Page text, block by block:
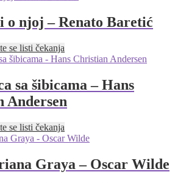
o njoj – Renato Baretić
se listi čekanja
sa šibicama – Hans
Andersen
se listi čekanja
Graya – Oscar Wilde